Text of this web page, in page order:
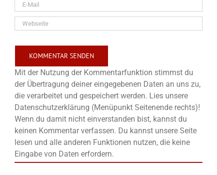
Mit der Nutzung der Kommentarfunktion stimmst du
der Übertragung deiner eingegebenen Daten an uns zu,
die verarbeitet und gespeichert werden. Lies unsere
Datenschutzerklärung (Menüpunkt Seitenende rechts)!
Wenn du damit nicht einverstanden bist, kannst du
keinen Kommentar verfassen. Du kannst unsere Seite
lesen und alle anderen Funktionen nutzen, die keine
Eingabe von Daten erfordern.